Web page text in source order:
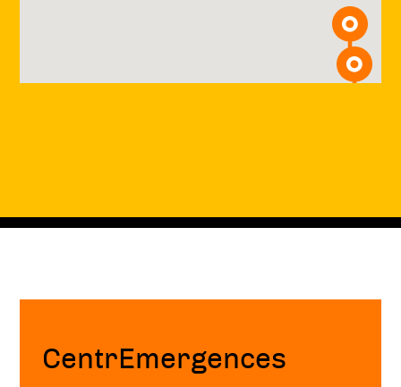
Fin
CentrEmergences